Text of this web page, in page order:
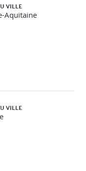
lignes directrices
décision
de la
de risque.
VILLE
Aquitaine
VILLE